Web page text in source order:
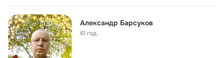
Александр Барсуков
61 год